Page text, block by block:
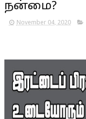
நன்மை?
November 04, 2020